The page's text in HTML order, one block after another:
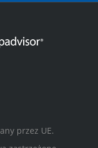
przez UE.